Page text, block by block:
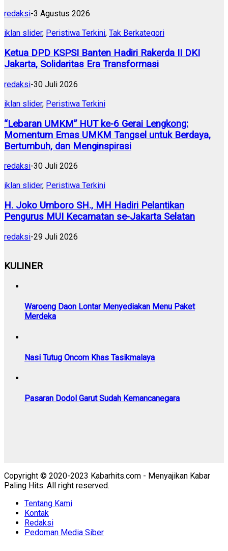
redaksi-3 Agustus 2026
iklan slider, Peristiwa Terkini, Tak Berkategori
Ketua DPD KSPSI Banten Hadiri Rakerda II DKI
Jakarta, Solidaritas Era Transformasi
redaksi-30 Juli 2026
iklan slider, Peristiwa Terkini
“Lebaran UMKM” HUT ke-6 Gerai Lengkong:
Momentum Emas UMKM Tangsel untuk Berdaya,
Bertumbuh, dan Menginspirasi
redaksi-30 Juli 2026
iklan slider, Peristiwa Terkini
H. Joko Umboro SH., MH Hadiri Pelantikan
Pengurus MUI Kecamatan se-Jakarta Selatan
redaksi-29 Juli 2026
KULINER
Waroeng Daon Lontar Menyediakan Menu Paket
Merdeka
Nasi Tutug Oncom Khas Tasikmalaya
Pasaran Dodol Garut Sudah Kemancanegara
Copyright © 2020-2023 Kabarhits.com - Menyajikan Kabar
Paling Hits. All right reserved.
Tentang Kami
Kontak
Redaksi
Pedoman Media Siber